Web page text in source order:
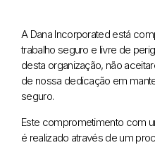
A Dana Incorporated está
trabalho seguro e livre de
desta organização, não
de nossa dedicação em
seguro.
Este comprometimento com
é realizado através de um